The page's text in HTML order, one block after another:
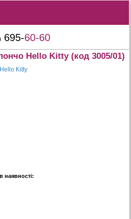
695-60-60
Hello Kitty(код 3005/01)
наявності: